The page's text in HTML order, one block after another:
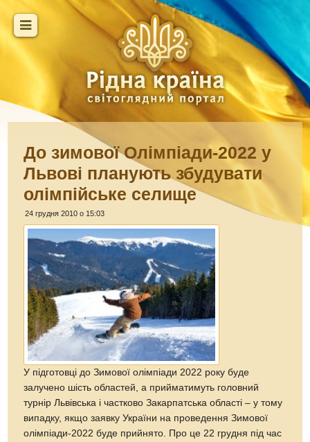
До зимової Олімпіади-2022 у
Львові планують збудувати
олімпійське селище
24 грудня 2010 о 15:03
У підготовці до Зимової олімпіади 2022 року буде
залучено шість областей, а прийматимуть головний
турнір Львівська і частково Закарпатська області – у тому
випадку, якщо заявку України на проведення Зимової
олімпіади-2022 буде прийнято. Про це 22 грудня під час